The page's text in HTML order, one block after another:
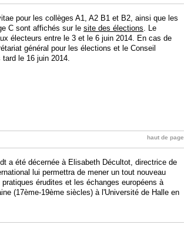
pour les collèges A1, A2 B1 et B2, ainsi que les
C sont affichés sur le site des élections . Le
électeurs entre le 3 et le 6 juin 2014. En cas de
général pour les élections et le Conseil
le 16 juin 2014.
haut de page
a été décernée à Elisabeth Décultot, directrice de
lui permettra de mener un tout nouveau
érudites et les échanges européens à
(17ème-19ème siècles) à l'Université de Halle en